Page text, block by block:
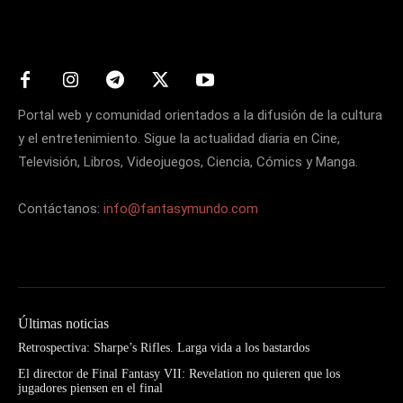
Portal web y comunidad orientados a la difusión de la cultura
y el entretenimiento. Sigue la actualidad diaria en Cine,
Televisión, Libros, Videojuegos, Ciencia, Cómics y Manga.
Contáctanos: info@fantasymundo.com
Últimas noticias
Retrospectiva: Sharpe’s Rifles. Larga vida a los bastardos
El director de Final Fantasy VII: Revelation no quieren que los
jugadores piensen en el final